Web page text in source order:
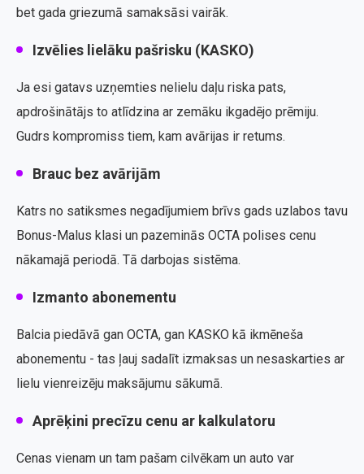
bet gada griezumā samaksāsi vairāk.
Izvēlies lielāku pašrisku (KASKO)
Ja esi gatavs uzņemties nelielu daļu riska pats,
apdrošinātājs to atlīdzina ar zemāku ikgadējo prēmiju.
Gudrs kompromiss tiem, kam avārijas ir retums.
Brauc bez avārijām
Katrs no satiksmes negadījumiem brīvs gads uzlabos tavu
Bonus-Malus klasi un pazeminās OCTA polises cenu
nākamajā periodā. Tā darbojas sistēma.
Izmanto abonementu
Balcia piedāvā gan OCTA, gan KASKO kā ikmēneša
abonementu - tas ļauj sadalīt izmaksas un nesaskarties ar
lielu vienreizēju maksājumu sākumā.
Aprēķini precīzu cenu ar kalkulatoru
Cenas vienam un tam pašam cilvēkam un auto var